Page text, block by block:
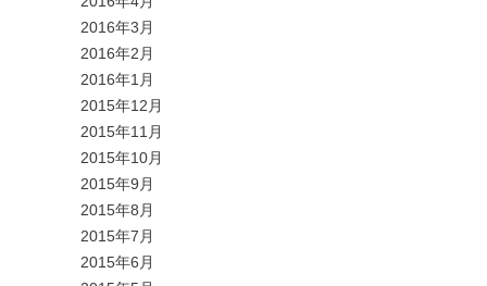
2016年3月
2016年2月
2016年1月
2015年12月
2015年11月
2015年10月
2015年9月
2015年8月
2015年7月
2015年6月